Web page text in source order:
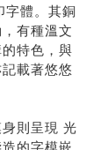
字體。其銅
有種溫文
特色，與
載著悠悠
則呈現 光
的字模嵌